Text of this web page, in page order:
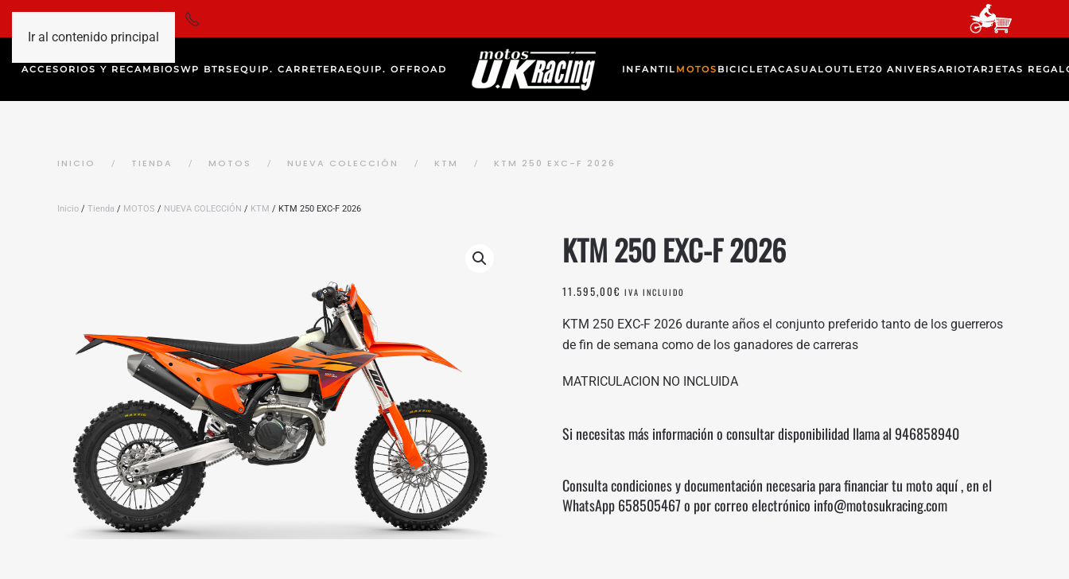
Ir al contenido principal
ACCESORIOS Y RECAMBIOSWP BTRS EQUIP. CARRETERA EQUIP. OFFROAD INFANTIL MOTOS BICICLETACASUALOUTLET20 ANIVERSARIOTARJETAS
INICIO TIENDA MOTOS NUEVA COLECCIÓN KTM KTM 250 EXC-F 2026
Inicio / Tienda / MOTOS / NUEVA COLECCIÓN / KTM / KTM 250 EXC-F 2026
KTM 250 EXC-F 2026
11.595,00€ IVA INCLUIDO
KTM 250 EXC-F 2026 durante años el conjunto preferido tanto de los guerreros
de fin de semana como de los ganadores de carreras
MATRICULACION NO INCLUIDA
Si necesitas más información o consultar disponibilidad llama al946858940
Consulta condiciones y documentación necesaria para financiar tu motoaquí, en el
WhatsApp658505467o por correo electrónico info@motosukracing.com